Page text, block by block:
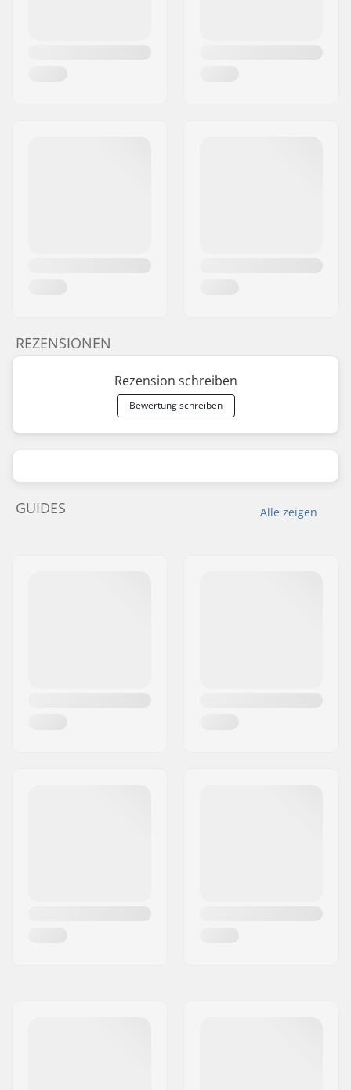
REZENSIONEN
Rezension schreiben
Bewertung schreiben
Alle zeigen
GUIDES